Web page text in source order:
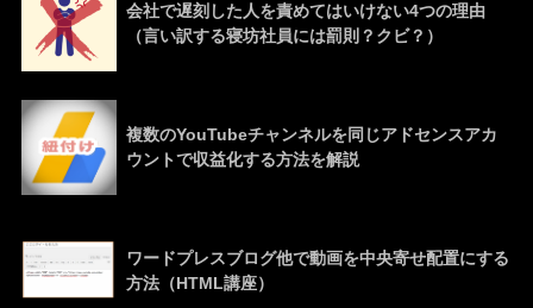
会社で遅刻した人を責めてはいけない4つの理由
（言い訳する寝坊社員には罰則？クビ？）
複数のYouTubeチャンネルを同じアドセンスアカ
ウントで収益化する方法を解説
ワードプレスブログ他で動画を中央寄せ配置にする
方法（HTML講座）